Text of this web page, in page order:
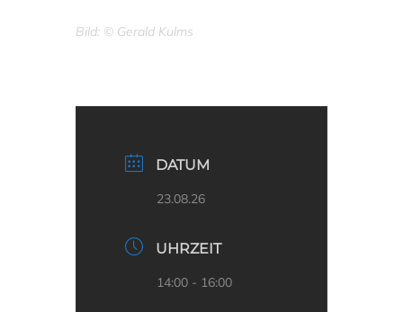
Bild: © Gerald Kulms
DATUM
23.08.26
UHRZEIT
14:00 - 16:00